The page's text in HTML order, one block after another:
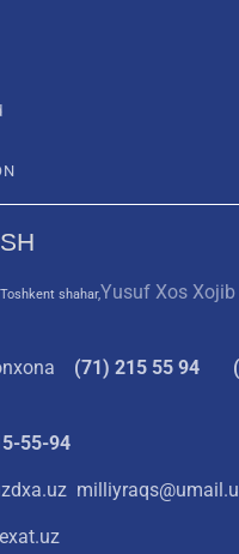
shahar,Yusuf Xos Xojib
(71) 215 55 94
55-94